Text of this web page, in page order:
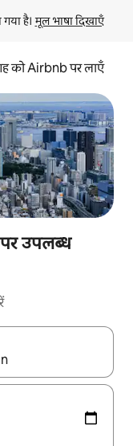
है। मूल भाषा दिखाएँ
को Airbnb पर लाएँ
उपलब्ध
का इस्तेमाल करके नेविगेट